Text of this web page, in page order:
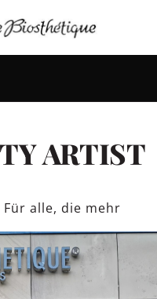
ARTIST
Für alle, die mehr